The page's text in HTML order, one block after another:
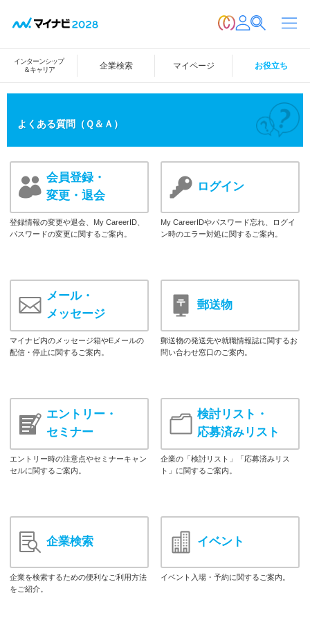
インターンシップ
＆キャリア
企業検索 マイページ お役立ち
よくある質問（Ｑ＆Ａ）
会員登録・
変更・退会
登録情報の変更や退会、My CareerID、
パスワードの変更に関するご案内。
ログイン
My CareerIDやパスワード忘れ、ログイ
ン時のエラー対処に関するご案内。
メール・
メッセージ
マイナビ内のメッセージ箱やEメールの
配信・停止に関するご案内。
郵送物
郵送物の発送先や就職情報誌に関するお
問い合わせ窓口のご案内。
エントリー・
セミナー
エントリー時の注意点やセミナーキャン
セルに関するご案内。
検討リスト・
応募済みリスト
企業の「検討リスト」「応募済みリス
ト」に関するご案内。
企業検索
企業を検索するための便利なご利用方法
をご紹介。
イベント
イベント入場・予約に関するご案内。